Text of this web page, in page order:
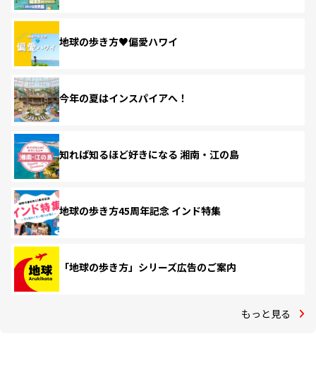
地球の歩き方♥偏愛ハワイ
今年の夏はインスパイアへ！
知れば知るほど好きになる 湘南・江の島
地球の歩き方45周年記念 インド特集
「地球の歩き方」シリーズ広告のご案内
もっと見る